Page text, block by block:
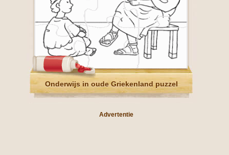
Onderwijs in oude Griekenland puzzel
Advertentie